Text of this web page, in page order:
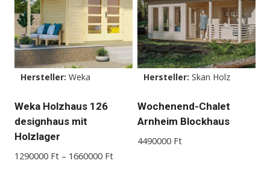
Hersteller: Weka
Weka Holzhaus 126
designhaus mit
Holzlager
1290000 Ft – 1660000 FtPreisspanne:
Hersteller: Skan Holz
Wochenend-Chalet
Arnheim Blockhaus
4490000 Ft